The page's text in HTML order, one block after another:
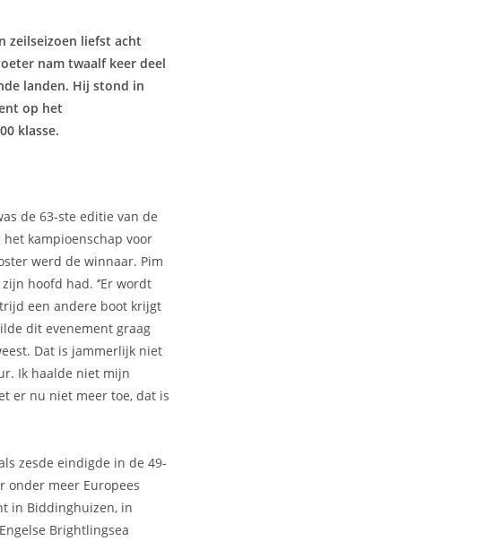
zeilseizoen liefst acht
nam twaalf keer deel
landen. Hij stond in
op het
klasse.
de 63-ste editie van de
het kampioenschap voor
werd de winnaar. Pim
hoofd had. ‘’Er wordt
een andere boot krijgt
dit evenement graag
Dat is jammerlijk niet
Ik haalde niet mijn
er nu niet meer toe, dat is
zesde eindigde in de 49-
onder meer Europees
in Biddinghuizen, in
Brightlingsea